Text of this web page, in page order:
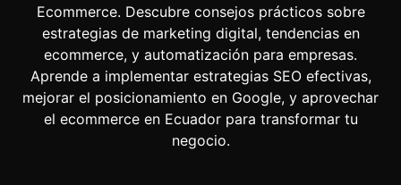
Ecommerce. Descubre consejos prácticos sobre
estrategias de marketing digital, tendencias en
ecommerce, y automatización para empresas.
Aprende a implementar estrategias SEO efectivas,
mejorar el posicionamiento en Google, y aprovechar
el ecommerce en Ecuador para transformar tu
negocio.